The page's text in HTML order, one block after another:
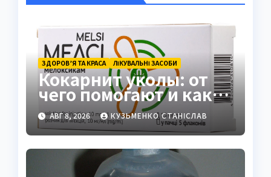
ЗДОРОВ’Я ТА КРАСА ЛІКУВАЛЬНІ ЗАСОБИ
Кокарнит уколы: от
чего помогают и как
работают
АВГ 8, 2026 КУЗЬМЕНКО СТАНІСЛАВ